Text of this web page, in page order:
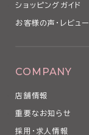
ショッピングガイド
お客様の声・レビュー
COMPANY
店舗情報
重要なお知らせ
採用・求人情報